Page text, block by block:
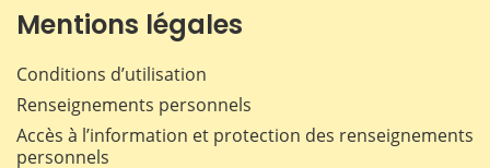
Mentions légales
Conditions d’utilisation
Renseignements personnels
Accès à l’information et protection des renseignements
personnels